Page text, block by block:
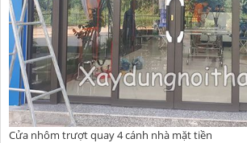
Cửa nhôm trượt quay 4 cánh nhà mặt tiền